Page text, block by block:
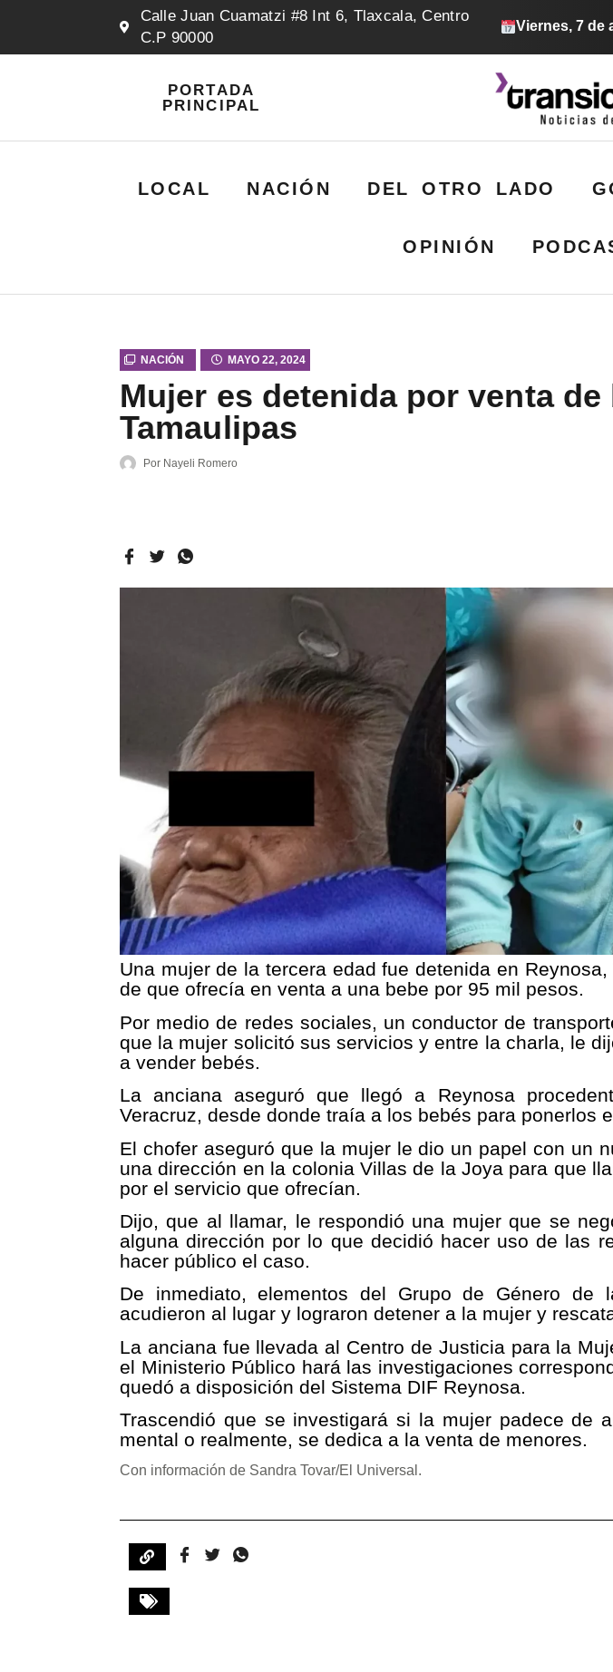
Calle Juan Cuamatzi #8 Int 6, Tlaxcala, Centro
C.P 90000
Viernes, 7 de
PORTADA
PRINCIPAL
LOCAL NACIÓN DEL OTRO LADO
OPINIÓN
NACIÓN MAYO 22, 2024
Mujer es detenida por venta de
Tamaulipas
Por Nayeli Romero
Una mujer de la tercera edad fue detenida en Reynosa,
de que ofrecía en venta a una bebe por 95 mil pesos.
Por medio de redes sociales, un conductor de
que la mujer solicitó sus servicios y entre la charla, le
a vender bebés.
La anciana aseguró que llegó a Reynosa
Veracruz, desde donde traía a los bebés para ponerlos
El chofer aseguró que la mujer le dio un papel con un
una dirección en la colonia Villas de la Joya para que
por el servicio que ofrecían.
Dijo, que al llamar, le respondió una mujer que se
alguna dirección por lo que decidió hacer uso de las
hacer público el caso.
De inmediato, elementos del Grupo de Género de
acudieron al lugar y lograron detener a la mujer y
La anciana fue llevada al Centro de Justicia para la
el Ministerio Público hará las investigaciones
quedó a disposición del Sistema DIF Reynosa.
Trascendió que se investigará si la mujer padece de
mental o realmente, se dedica a la venta de menores.
Con información de Sandra Tovar/El Universal.